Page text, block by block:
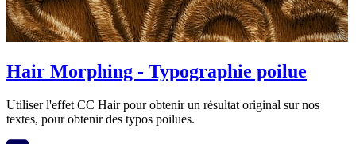
Hair Morphing - Typographie poilue
Utiliser l'effet CC Hair pour obtenir un résultat original sur nos
textes, pour obtenir des typos poilues.